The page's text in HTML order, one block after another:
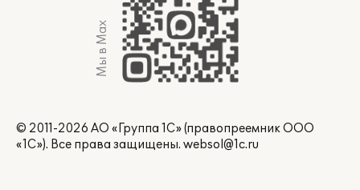
Мы в Max
© 2011-2026 АО «Группа 1С» (правопреемник ООО
«1С»). Все права защищены. websol@1c.ru